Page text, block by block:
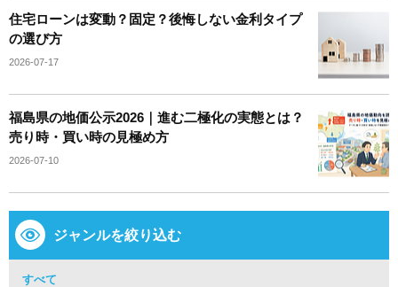
住宅ローンは変動？固定？後悔しない金利タイプ
の選び方
2026-07-17
福島県の地価公示2026｜進む二極化の実態とは？
売り時・買い時の見極め方
2026-07-10
ジャンルを絞り込む
すべて